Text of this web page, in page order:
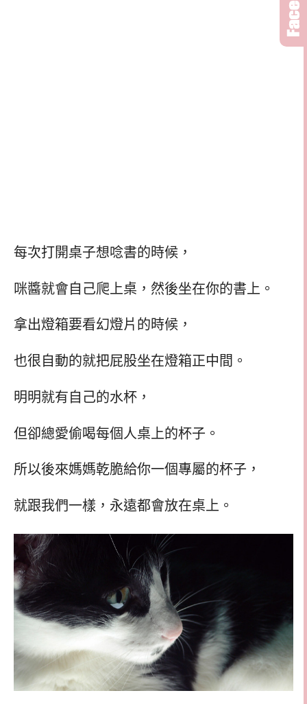
每次打開桌子想唸書的時候，
咪醬就會自己爬上桌，然後坐在你的書上。
拿出燈箱要看幻燈片的時候，
也很自動的就把屁股坐在燈箱正中間。
明明就有自己的水杯，
但卻總愛偷喝每個人桌上的杯子。
所以後來媽媽乾脆給你一個專屬的杯子，
就跟我們一樣，永遠都會放在桌上。